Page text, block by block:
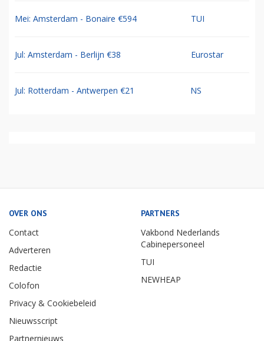
Mei: Amsterdam - Bonaire €594 TUI
Jul: Amsterdam - Berlijn €38 Eurostar
Jul: Rotterdam - Antwerpen €21 NS
OVER ONS
Contact
Adverteren
Redactie
Colofon
Privacy & Cookiebeleid
Nieuwsscript
Partnernieuws
PARTNERS
Vakbond Nederlands
Cabinepersoneel
TUI
NEWHEAP